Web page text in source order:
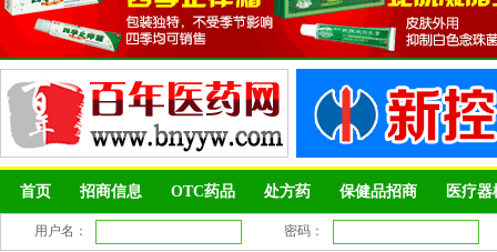
首页 招商信息 OTC药品 处方药 保健品招商 医疗器
用户名： 密码：